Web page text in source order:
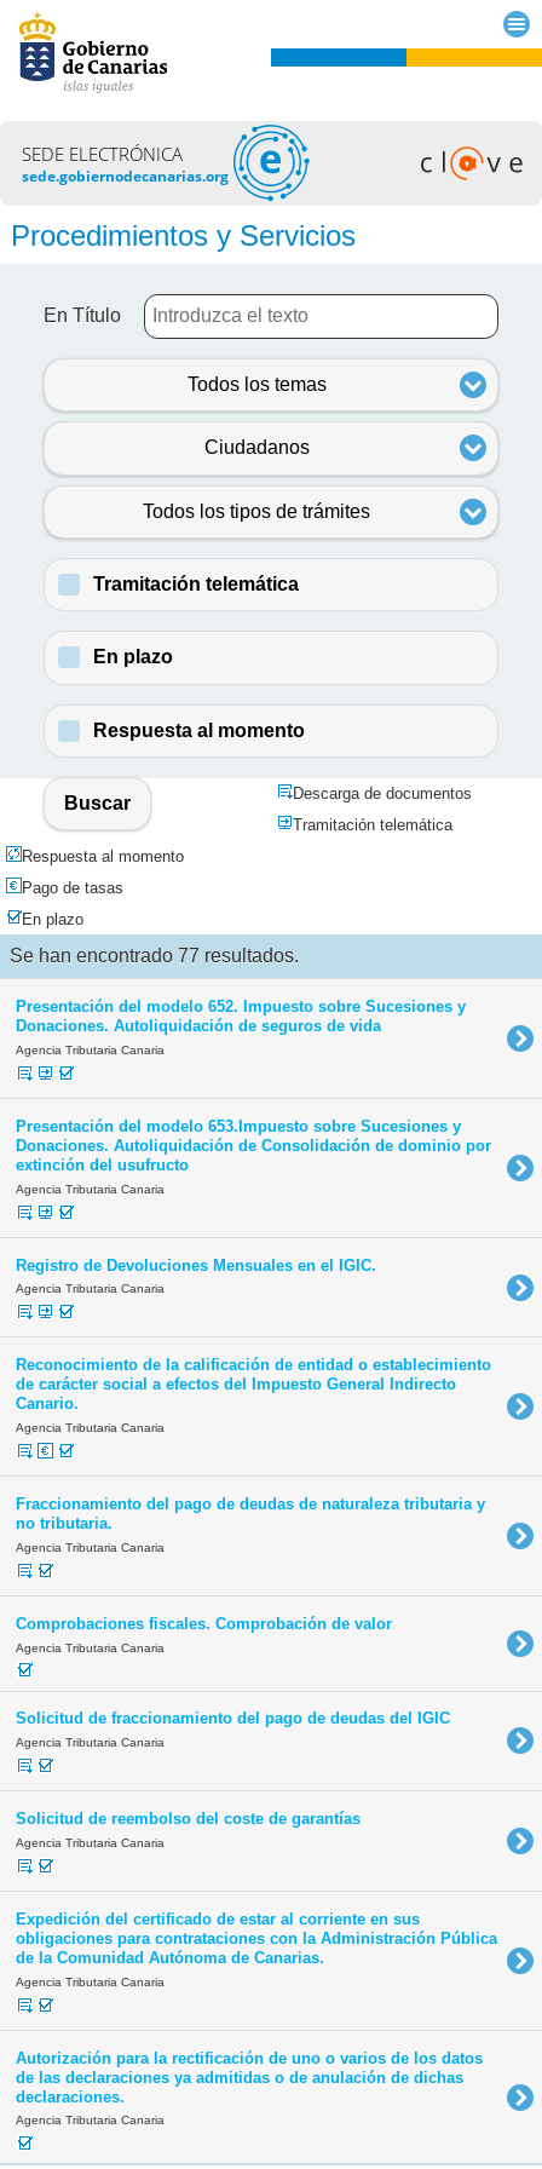
SEDE ELECTRÓNICA
sede.gobiernodecanarias.org
Procedimientos y Servicios
En Título
Todos los temas
Ciudadanos
Todos los tipos de trámites
Tramitación telemática
En plazo
Respuesta al momento
Buscar
Descarga de documentos
Tramitación telemática
Respuesta al momento
Pago de tasas
En plazo
Se han encontrado 77 resultados.
Presentación del modelo 652. Impuesto sobre Sucesiones y
Donaciones. Autoliquidación de seguros de vida
Agencia Tributaria Canaria
Presentación del modelo 653.Impuesto sobre Sucesiones y
Donaciones. Autoliquidación de Consolidación de dominio por
extinción del usufructo
Agencia Tributaria Canaria
Registro de Devoluciones Mensuales en el IGIC.
Agencia Tributaria Canaria
Reconocimiento de la calificación de entidad o establecimiento
de carácter social a efectos del Impuesto General Indirecto
Canario.
Agencia Tributaria Canaria
Fraccionamiento del pago de deudas de naturaleza tributaria y
no tributaria.
Agencia Tributaria Canaria
Comprobaciones fiscales. Comprobación de valor
Agencia Tributaria Canaria
Solicitud de fraccionamiento del pago de deudas del IGIC
Agencia Tributaria Canaria
Solicitud de reembolso del coste de garantías
Agencia Tributaria Canaria
Expedición del certificado de estar al corriente en sus
obligaciones para contrataciones con la Administración Pública
de la Comunidad Autónoma de Canarias.
Agencia Tributaria Canaria
Autorización para la rectificación de uno o varios de los datos
de las declaraciones ya admitidas o de anulación de dichas
declaraciones.
Agencia Tributaria Canaria